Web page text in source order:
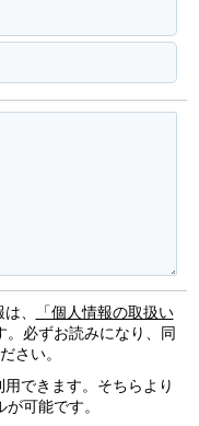
、
「個人情報の取扱い
。必ずお読みになり、同
さい。
できます。そちらより
可能です。